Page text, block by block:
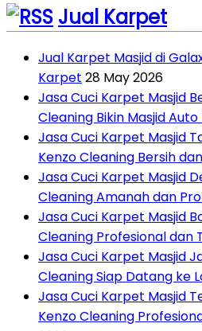
Jual Karpet
Jual Karpet Masjid di
Karpet 28 May 2026
Jasa Cuci Karpet Masjid
Cleaning Bikin Masjid Auto
Jasa Cuci Karpet Masjid
Kenzo Cleaning Bersih
Jasa Cuci Karpet Masjid
Cleaning Amanah dan
Jasa Cuci Karpet Masjid
Cleaning Profesional dan
Jasa Cuci Karpet Masjid
Cleaning Siap Datang ke
Jasa Cuci Karpet Masjid
Kenzo Cleaning